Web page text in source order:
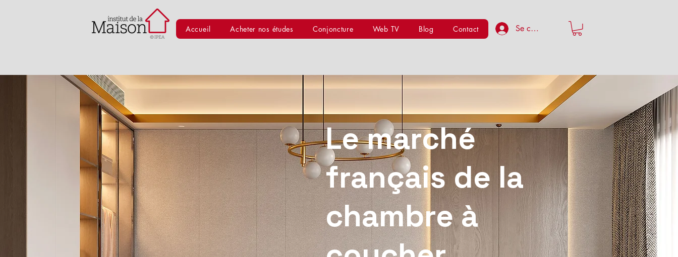
Accueil Acheter nos études Conjoncture Web TV Blog Contact Se connecter
Le marché
français de la
chambre à